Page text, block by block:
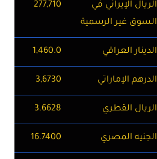
الريال الإيراني في
السوق غير الرسمية
277,710
الدينار العراقي 1,460.0
الدرهم الإماراتي 3,6730
الريال القطري 3.6628
الجنيه المصري 16.7400